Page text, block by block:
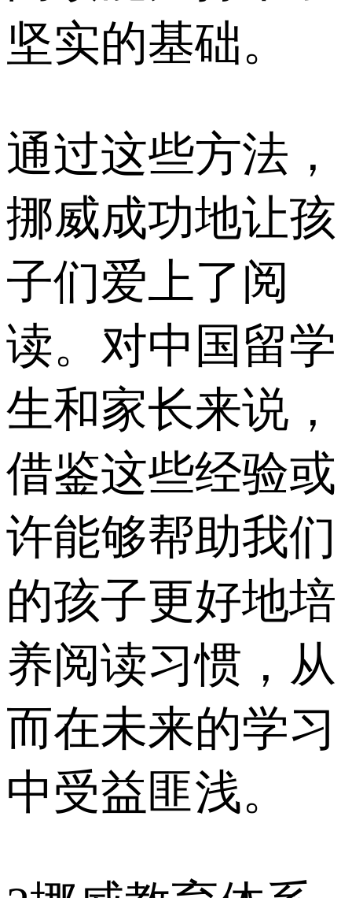
坚实的基础。
通过这些方法，
挪威成功地让孩
子们爱上了阅
读。对中国留学
生和家长来说，
借鉴这些经验或
许能够帮助我们
的孩子更好地培
养阅读习惯，从
而在未来的学习
中受益匪浅。